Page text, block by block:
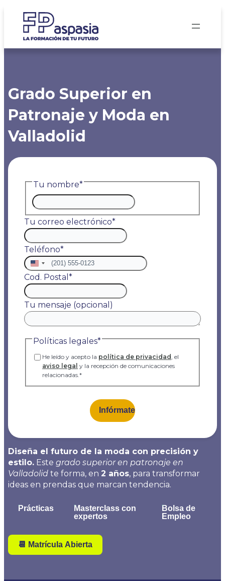
Saltar
contenido
Grado Superior en
Patronaje y Moda en
Valladolid
Tu nombre*
Nombre
Tu correo electrónico*
Teléfono*
Estados
Unidos
+1
Cod. Postal *
Tu mensaje (opcional)
Políticas legales*
He leído y acepto la política de privacidad , el
aviso legal y la recepción de comunicaciones
relacionadas. *
Diseña el futuro de la moda con precisión y
estilo. Este grado superior en patronaje en
Valladolid te forma, en 2 años, para transformar
ideas en prendas que marcan tendencia.
Prácticas
Masterclass con
expertos
Bolsa de
Empleo
📆 Matrícula Abierta